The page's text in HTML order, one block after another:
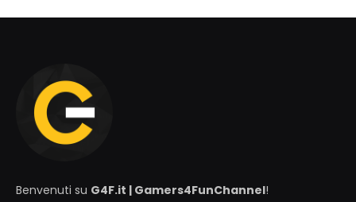
Benvenuti su G4F.it | Gamers4FunChannel!